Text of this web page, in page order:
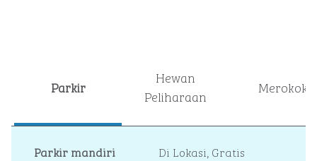
Parkir
Hewan
Peliharaan
Merokok
Parkir mandiri Di Lokasi, Gratis